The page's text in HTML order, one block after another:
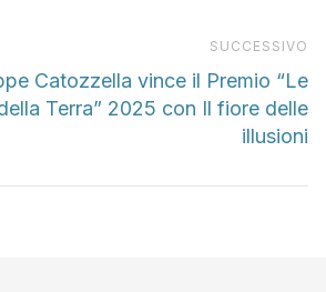
SUCCESSIVO
Catozzella vince il Premio “Le
Terra” 2025 con Il fiore delle
illusioni